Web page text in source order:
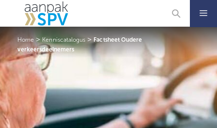
inhoud
Home>Kenniscatalogus > Factsheet Oudere
verkeersdeelnemers